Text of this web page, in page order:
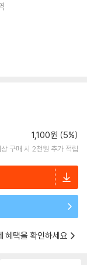
1,100원 (5%)
구매 시 2천원 추가 적립
혜택을 확인하세요